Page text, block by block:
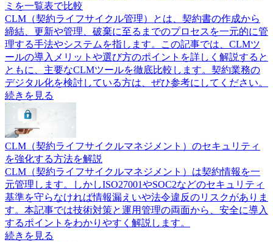
ミを一覧表で比較
CLM（契約ライフサイクル管理）とは、契約書の作成から
締結、更新や管理、破棄に至るまでのプロセスを一元的に管
理する手法やシステムを指します。この記事では、CLMツ
ールの導入メリットや選び方のポイントを詳しく解説すると
ともに、主要なCLMツールを徹底比較します。契約業務の
デジタル化を検討している方は、ぜひ参考にしてください。
続きを見る
CLM（契約ライフサイクルマネジメント）のセキュリティ
を強化する方法を解説
CLM（契約ライフサイクルマネジメント）は契約情報を一
元管理します。しかしISO27001やSOC2などのセキュリティ
基準を守らなければ情報漏えいや法令違反のリスクがありま
す。本記事では技術対策と運用管理の両面から、安全に導入
するポイントをわかりやすく解説します。
続きを見る